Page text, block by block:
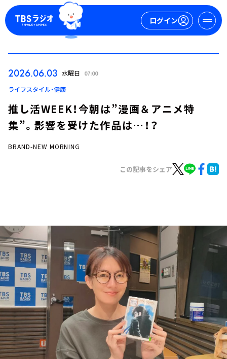
ログイン
ログイン
お知らせ
イベント・グッズ
YouTube
会社情報
2026.06.03 水曜日 07:00
ライフスタイル・健康
推し活WEEK！今朝は”漫画＆アニメ特
集”。影響を受けた作品は…！？
BRAND-NEW MORNING
この記事をシェア